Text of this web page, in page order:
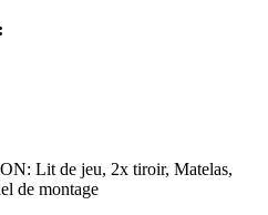
Lit de jeu, 2x tiroir, Matelas,
de montage